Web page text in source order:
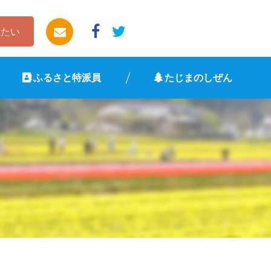
い
ふるさと特派員 たじまのしぜん